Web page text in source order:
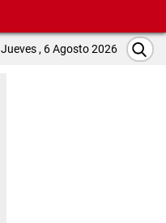
Jueves , 6 Agosto 2026